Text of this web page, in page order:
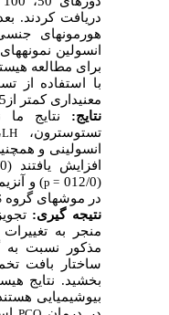
هورمونهای جنسی،
انسولین نمونههای
برای مطالعه
با استفاده از
معنی­داری کمتر از5 0/0 آنالیز شدند.
نتایج: نتایج
تستوسترون،
LH،
انسولینی و همچنین
افزایش یافتند (001/0
=
p) و آنزیم
در موشهای گروه
نتیجه­ گیری:
منجر به تغییرات
مذکور نسبت به
ساختار بافت
بخشید. نتایج
بیوشیمیایی هستند